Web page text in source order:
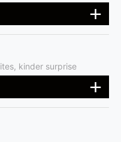
kinder surprise